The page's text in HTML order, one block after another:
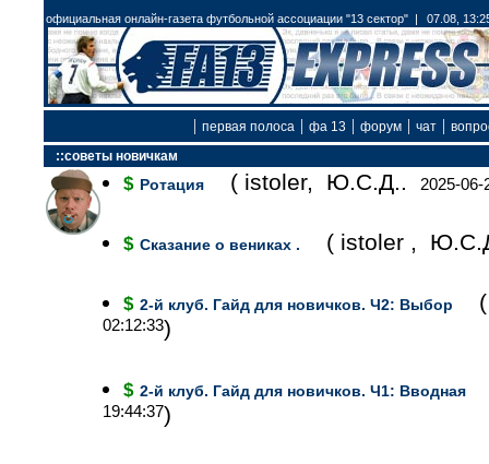
официальная онлайн-газета футбольной ассоциации "13 сектор" | 07.08,
| первая полоса | фа 13 | форум | чат |
::советы новичкам
$ Ротация ( istoler, Ю.С.Д.. 2025-06-
$ Сказание о вениках . ( istoler ,
$ 2-й клуб. Гайд для новичков. Ч2: Выбор
02:12:33)
$ 2-й клуб. Гайд для новичков. Ч1: Вводная
19:44:37)